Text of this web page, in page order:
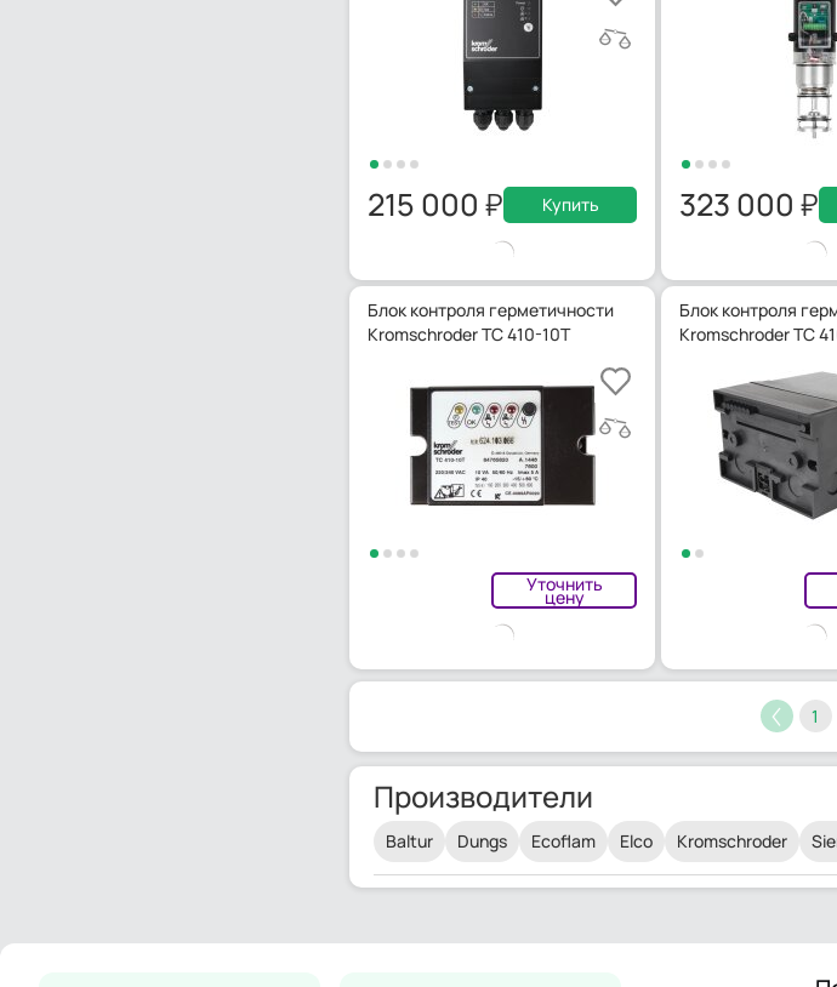
215 000 Купить 323 000
Блок контроля герметичности
Kromschroder TC 410-10T
Уточнить
цену
Блок контроля
Kromschroder TC
1
Производители
Baltur Dungs Ecoflam Elco Kromschroder